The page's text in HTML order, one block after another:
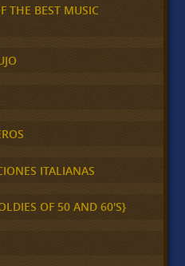
THE BEST MUSIC
ITALIANAS
OF 50 AND 60'S}